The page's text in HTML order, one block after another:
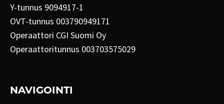
Y-tunnus 9094917-1
OVT-tunnus 003790949171
Operaattori CGI Suomi Oy
Operaattoritunnus 003703575029
NAVIGOINTI